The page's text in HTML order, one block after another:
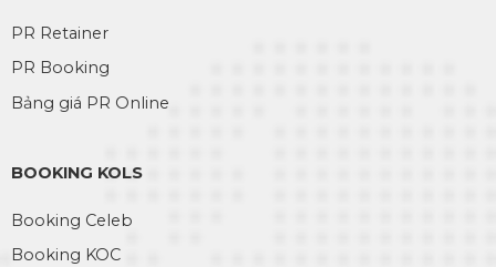
PR Retainer
PR Booking
Bảng giá PR Online
BOOKING KOLS
Booking Celeb
Booking KOC